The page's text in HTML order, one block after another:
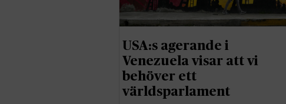
USA:s agerande i
Venezuela visar att vi
behöver ett
världsparlament